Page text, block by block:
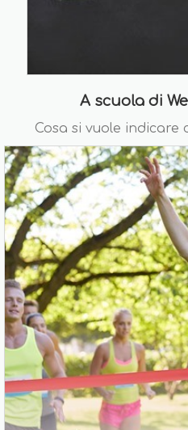
A scuola di
Cosa si vuole indicare